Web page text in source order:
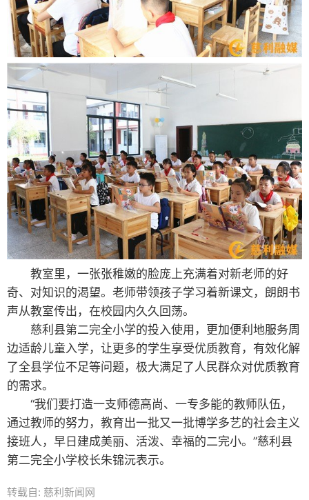
教室里，一张张稚嫩的脸庞上充满着对新老师的好
奇、对知识的渴望。老师带领孩子学习着新课文，朗朗书
声从教室传出，在校园内久久回荡。
慈利县第二完全小学的投入使用，更加便利地服务周
边适龄儿童入学，让更多的学生享受优质教育，有效化解
了全县学位不足等问题，极大满足了人民群众对优质教育
的需求。
“我们要打造一支师德高尚、一专多能的教师队伍，
通过教师的努力，教育出一批又一批博学多艺的社会主义
接班人，早日建成美丽、活泼、幸福的二完小。”慈利县
第二完全小学校长朱锦沅表示。
转载自: 慈利新闻网